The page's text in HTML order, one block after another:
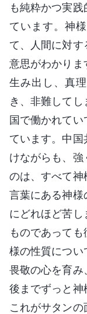
も純粋かつ実
ています。神
て、人間に対
意思がわかりま
生み出し、真
き、非難して
国で働かれて
ています。中
けながらも、
のは、すべて神
言葉にある神様
にどれほど苦
ものであって
様の性質につい
畏敬の心を育み
後までずっと神
これがサタン